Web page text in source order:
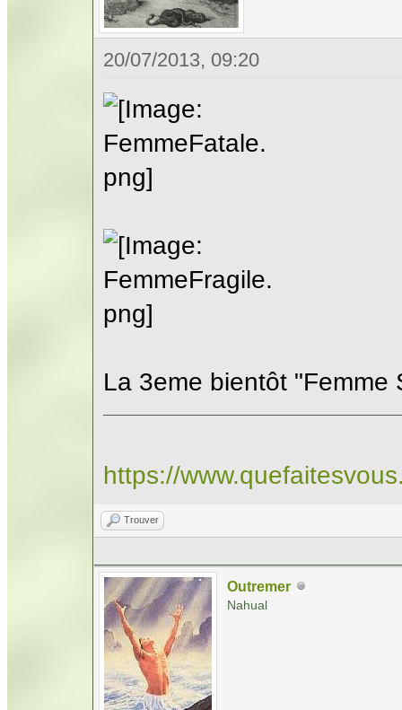
20/07/2013, 09:20
La 3eme bientôt "Femme
https://
Trouver
Outremer
Nahual